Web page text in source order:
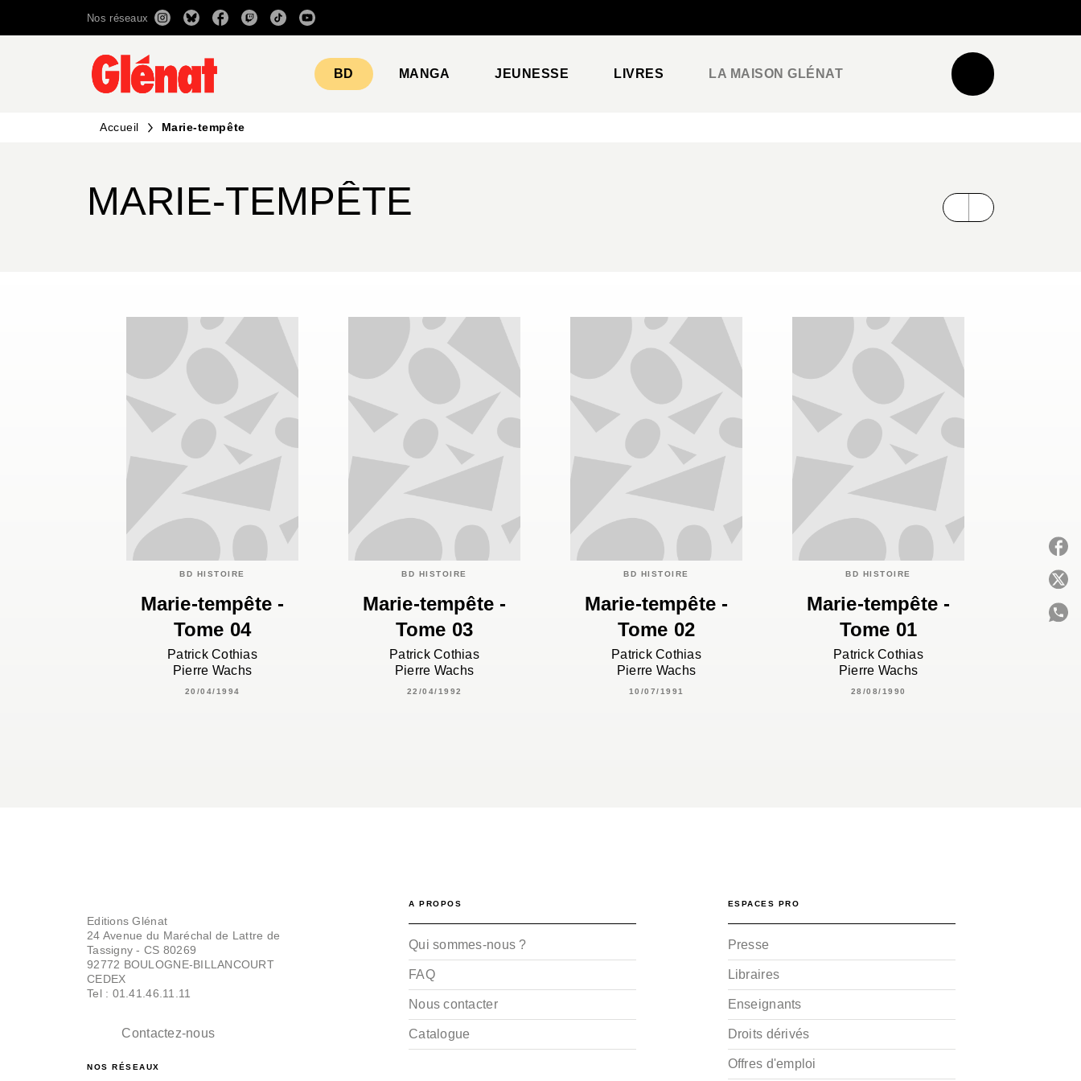
RECHERCHE CONTENU
Nos réseaux
BD MANGA JEUNESSE LIVRES LA MAISON GLÉNAT
Accueil Marie-tempête
MARIE-TEMPÊTE
BD HISTOIRE
Marie-tempête -
Tome 04
Patrick Cothias
Pierre Wachs
20/04/1994
BD HISTOIRE
Marie-tempête -
Tome 03
Patrick Cothias
Pierre Wachs
22/04/1992
BD HISTOIRE
Marie-tempête -
Tome 02
Patrick Cothias
Pierre Wachs
10/07/1991
BD HISTOIRE
Marie-tempête -
Tome 01
Patrick Cothias
Pierre Wachs
28/08/1990
Editions Glénat
24 Avenue du Maréchal de Lattre de
Tassigny - CS 80269
92772 BOULOGNE-BILLANCOURT
CEDEX
Tel : 01.41.46.11.11
Contactez-nous
NOS RÉSEAUX
A PROPOS
Qui sommes-nous ?
FAQ
Nous contacter
Catalogue
ESPACES PRO
Presse
Libraires
Enseignants
Droits dérivés
Offres d'emploi